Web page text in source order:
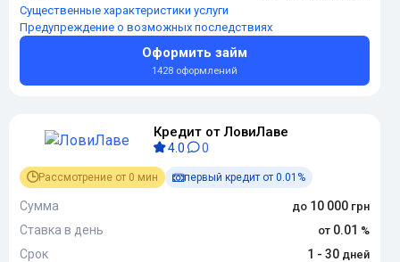
Существенные характеристики услуги
Предупреждение о возможных последствиях
Оформить займ
1428 оформлений
Кредит от ЛовиЛаве
4.0 0
Рассмотрение от 0 мин первый кредит от 0.01%
Сумма
10 000
Ставка в день
0.01
Срок
1 - 30